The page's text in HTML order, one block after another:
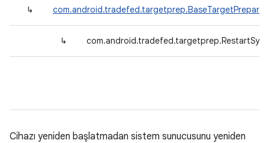
↳ com.android.tradefed.targetprep.BaseTargetPreparer
↳
Cihazı yeniden başlatmadan sistem sunucusunu yeniden